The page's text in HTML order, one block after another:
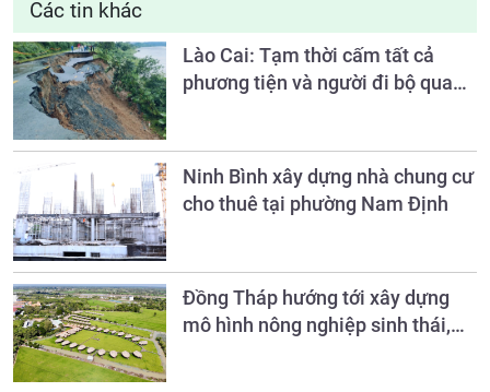
Các tin khác
Lào Cai: Tạm thời cấm tất cả
phương tiện và người đi bộ qua
Ninh Bình xây dựng nhà chung cư
cho thuê tại phường Nam Định
Đồng Tháp hướng tới xây dựng
mô hình nông nghiệp sinh thái,